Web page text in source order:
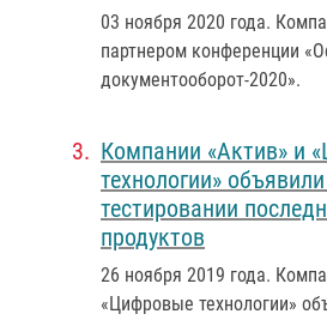
03 ноября 2020 года.
партнером конференции
документооборот-2020».
Компании «Актив» и
технологии»
тестировании
продуктов
26 ноября 2019 года.
«Цифровые технологии»